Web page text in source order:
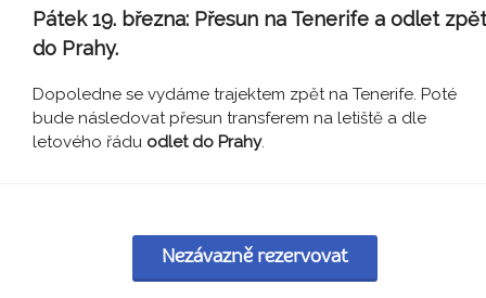
Pátek 19. března: Přesun na Tenerife a odlet zpět
do Prahy.
Dopoledne se vydáme trajektem zpět na Tenerife. Poté
bude následovat přesun transferem na letiště a dle
letového řádu odlet do Prahy.
Nezávazně rezervovat